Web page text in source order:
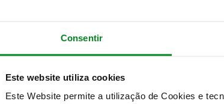
Consentir
Este website utiliza cookies
Este Website permite a utilização de Cookies e
será apresentado o melhor preço